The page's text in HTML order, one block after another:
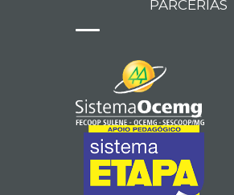
PARCERIAS